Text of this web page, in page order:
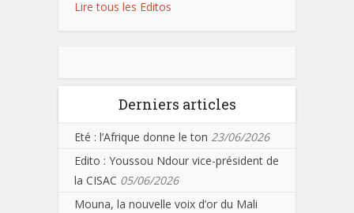
Lire tous les Editos
Derniers articles
Eté : l’Afrique donne le ton 23/06/2026
Edito : Youssou Ndour vice-président de
la CISAC 05/06/2026
Mouna, la nouvelle voix d’or du Mali